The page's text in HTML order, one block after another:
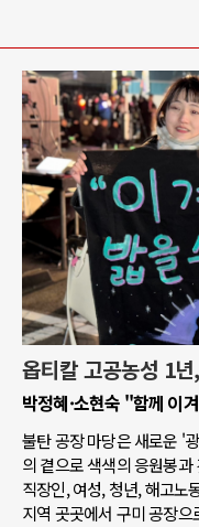
옵티칼 고공농성 1
박정혜·소현숙 "함께 이
불탄 공장 마당은 새로운 '
의 곁으로 색색의 응원봉
직장인, 여성, 청년, 해고노
지역 곳곳에서 구미 공장